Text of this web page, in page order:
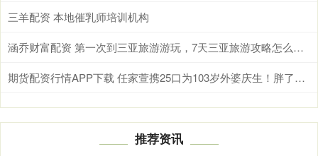
三羊配资 本地催乳师培训机构
涵乔财富配资 第一次到三亚旅游游玩，7天三亚旅游攻略怎么制定？从住宿到景点，手把手教你花少钱玩得开心
期货配资行情APP下载 任家萱携25口为103岁外婆庆生！胖了更美的她，才是人生赢家
推荐资讯